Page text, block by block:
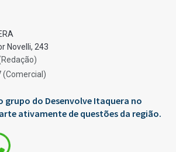
Novelli, 243
(Comercial)
grupo do Desenvolve Itaquera no
ativamente de questões da região.